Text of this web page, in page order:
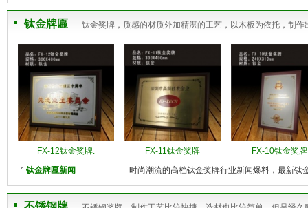
钛金牌匾 钛金奖牌，质感的材质外加精湛的工艺，以木板为依托，制
FX-12钛金奖牌. FX-11钛金奖牌
FX-10钛金奖牌
钛金牌匾新闻
时尚潮流的高档钛金奖牌行业新闻爆料，最新